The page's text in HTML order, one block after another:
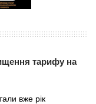
тарифу на
вже рік